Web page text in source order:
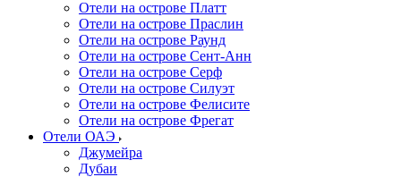
Отели на острове Платт
Отели на острове Праслин
Отели на острове Раунд
Отели на острове Сент-Анн
Отели на острове Серф
Отели на острове Силуэт
Отели на острове Фелисите
Отели на острове Фрегат
Отели ОАЭ
Джумейра
Дубаи